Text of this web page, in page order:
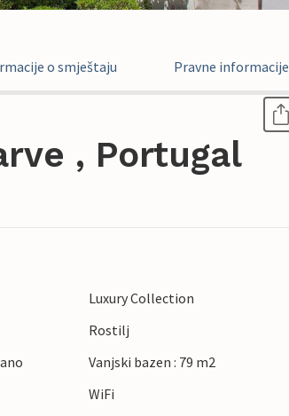
o smještaju Pravne informacije
, Portugal
Luxury Collection
Rostilj
Vanjski bazen : 79 m2
WiFi